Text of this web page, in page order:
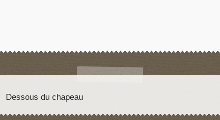
Dessous du chapeau